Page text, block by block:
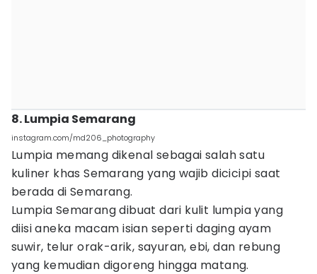
8. Lumpia Semarang
instagram.com/md206_photography
Lumpia memang dikenal sebagai salah satu
kuliner khas Semarang yang wajib dicicipi saat
berada di Semarang.
Lumpia Semarang dibuat dari kulit lumpia yang
diisi aneka macam isian seperti daging ayam
suwir, telur orak-arik, sayuran, ebi, dan rebung
yang kemudian digoreng hingga matang.